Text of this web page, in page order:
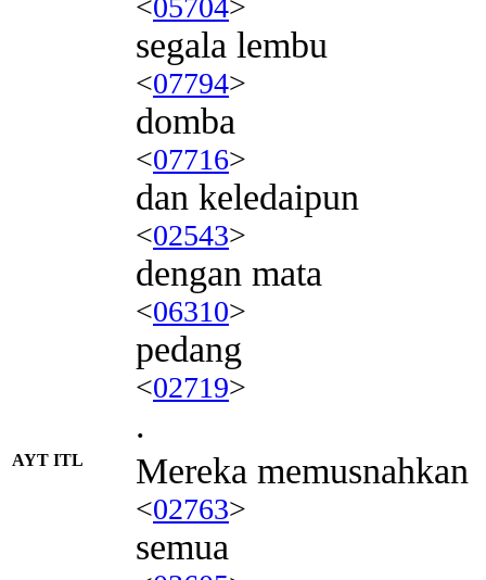
<05704>
segala lembu
<07794>
domba
<07716>
dan keledaipun
<02543>
dengan mata
<06310>
pedang
<02719>
.
AYT ITL Mereka memusnahkan
<02763>
semua